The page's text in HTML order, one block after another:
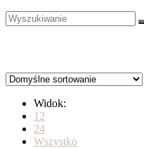
Widok:
12
24
Wszystko